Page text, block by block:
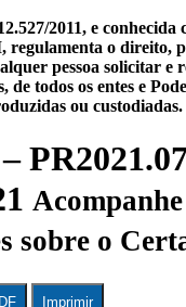
2011, e conhecida
o direito,
pessoa solicitar e
de todos os entes e
ou custodiadas.
Acompanhe
sobre o
Imprimir